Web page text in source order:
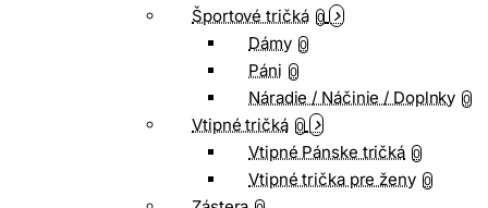
Športové tričká 0
Dámy 0
Páni 0
Náradie / Náčinie / Doplnky 0
Vtipné tričká 0
Vtipné Pánske tričká 0
Vtipné trička pre ženy 0